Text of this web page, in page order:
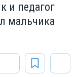
и педагог
мальчика